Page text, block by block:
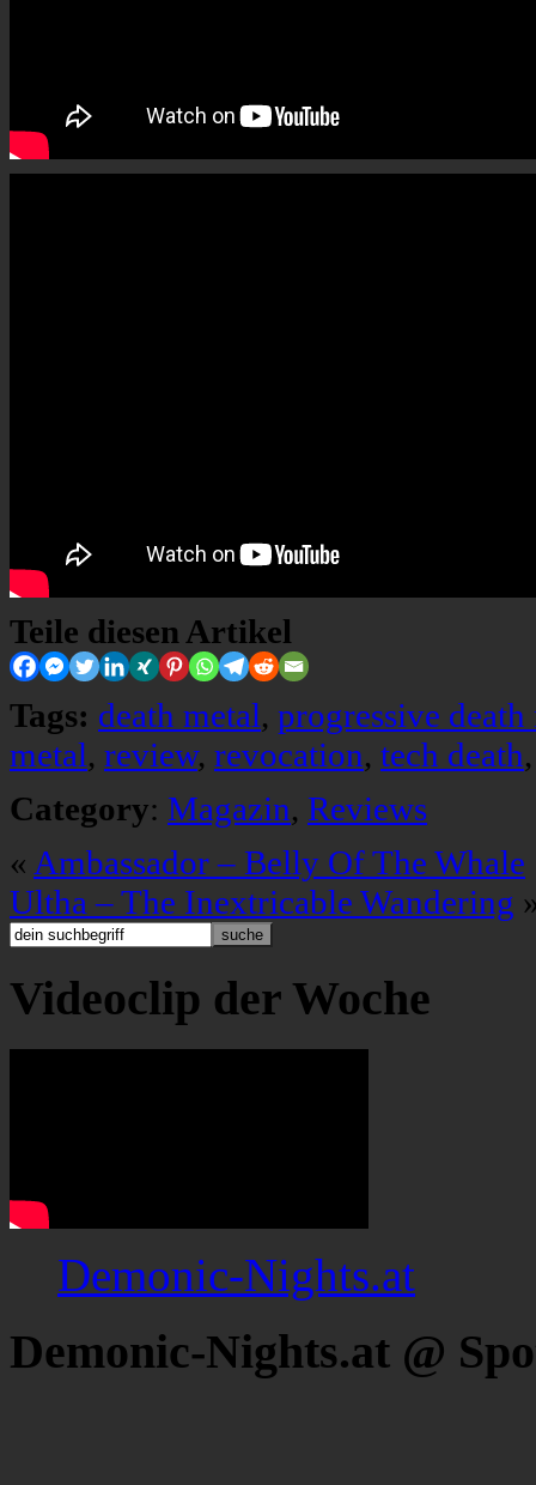
Teile diesen Artikel
Tags: death metal, progressive death
metal, review, revocation, tech death
Category: Magazin, Reviews
« Ambassador – Belly Of The Whale
Ultha – The Inextricable Wandering
Videoclip der Woche
Demonic-Nights.at
Demonic-Nights.at @